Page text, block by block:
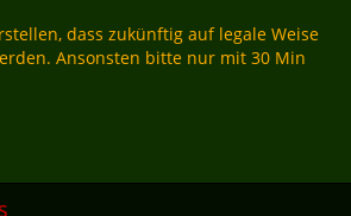
dass zukünftig auf legale Weise
Ansonsten bitte nur mit 30 Min